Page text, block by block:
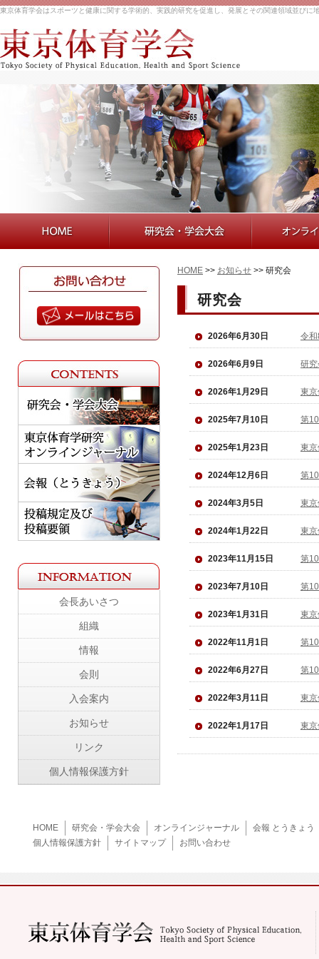
東京体育学会はスポーツと健康に関する学術的、実践的研究を促進し、発展とその関連領域並びに
HOME >> お知らせ >> 研究会
研究会
2026年6月30日 令
2026年6月9日 研
2026年1月29日 東
2025年7月10日 第
2025年1月23日 東
2024年12月6日 第
2024年3月5日 東
2024年1月22日 東
2023年11月15日 第
2023年7月10日 第
2023年1月31日 東
2022年11月1日 第
2022年6月27日 第
2022年3月11日 東
2022年1月17日 東
会長あいさつ
組織
情報
会則
入会案内
お知らせ
リンク
個人情報保護方針
HOME 研究会・学会大会 オンラインジャーナル
会報 とうきょう
個人情報保護方針
サイトマップ お問い合わせ